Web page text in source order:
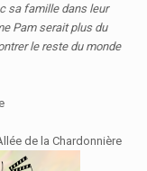
sa famille dans leur
Pam serait plus du
le reste du monde
de la Chardonnière